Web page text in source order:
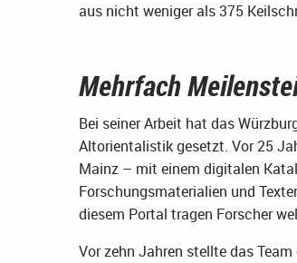
aus nicht weniger als 375
Mehrfach
Bei seiner Arbeit hat das
Altorientalistik gesetzt. Vor 25
Mainz – mit einem digitalen
Forschungsmaterialien und
diesem Portal tragen Forscher
Vor zehn Jahren stellte das